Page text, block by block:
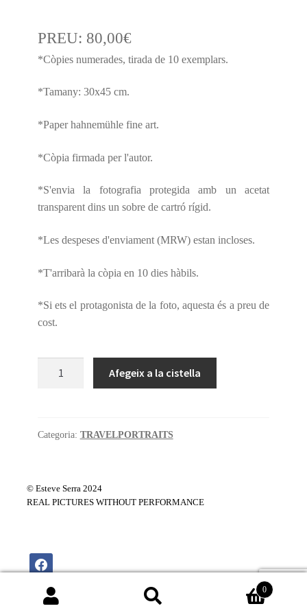
PREU: 80,00€
*Còpies numerades, tirada de 10 exemplars.
*Tamany: 30x45 cm.
*Paper hahnemühle fine art.
*Còpia firmada per l'autor.
*S'envia la fotografia protegida amb un acetat
transparent dins un sobre de cartró rígid.
*Les despeses d'enviament (MRW) estan incloses.
*T'arribarà la còpia en 10 dies hàbils.
*Si ets el protagonista de la foto, aquesta és a preu de
cost.
de
Apolobamba.
Bolívia.
Afegeix a la cistella
Categoria: TRAVELPORTRAITS
© Esteve Serra 2024
REAL PICTURES WITHOUT PERFORMANCE
facebook
0